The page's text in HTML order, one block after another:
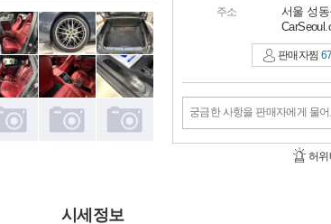
주소
서울 성
판매자찜 67
궁금한 사항을 판매자에게 물
허
시세정보